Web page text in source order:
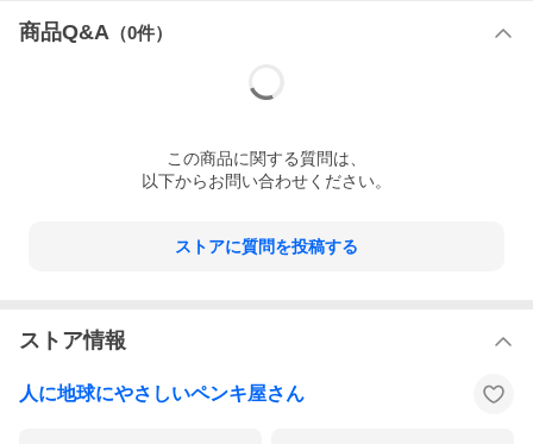
●その他標準色 15色
商品Q&A （0件）
この商品に関する質問は、
以下からお問い合わせください。
ストアに質問を投稿する
ストア情報
人に地球にやさしいペンキ屋さん